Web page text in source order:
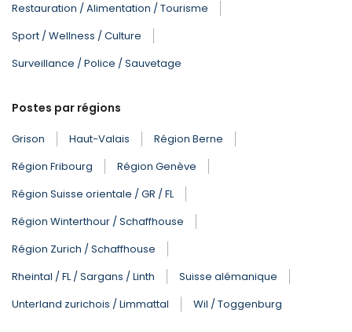
Restauration / Alimentation / Tourisme
Sport / Wellness / Culture
Surveillance / Police / Sauvetage
Postes par régions
Grison Haut-Valais
Région Berne
Région Fribourg
Région Genève
Région Suisse orientale / GR / FL
Région Winterthour / Schaffhouse
Région Zurich / Schaffhouse
Rheintal / FL / Sargans / Linth
Suisse alémanique
Unterland zurichois / Limmattal
Wil / Toggenburg